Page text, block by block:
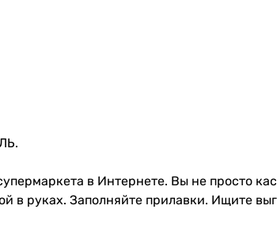
в Интернете. Вы не просто
в руках. Заполняйте прилавки. Ищите